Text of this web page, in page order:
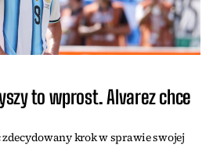
to wprost. Alvarez chce
krok w sprawie swojej